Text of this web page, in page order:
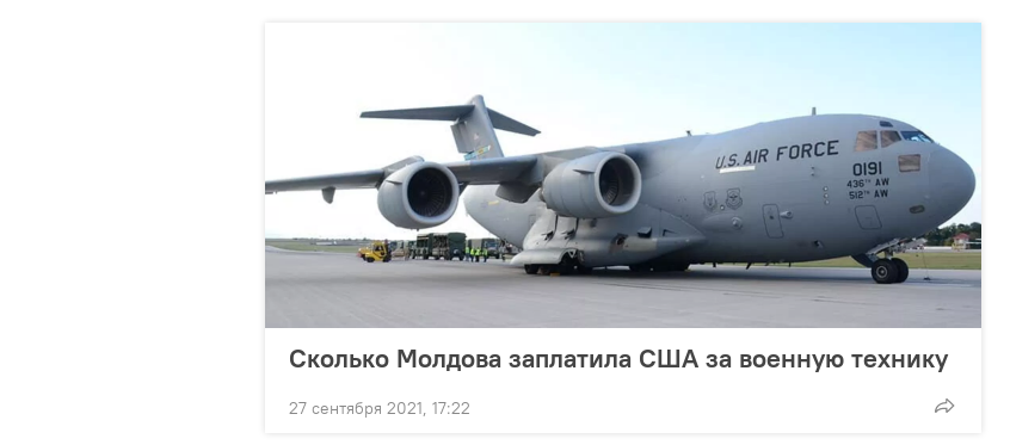
Сколько Молдова заплатила США за военную технику
27 сентября 2021, 17:22